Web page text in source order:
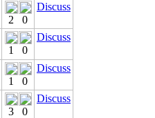
2
0
Discuss
1 0
Discuss
1
0
Discuss
3
0
Discuss